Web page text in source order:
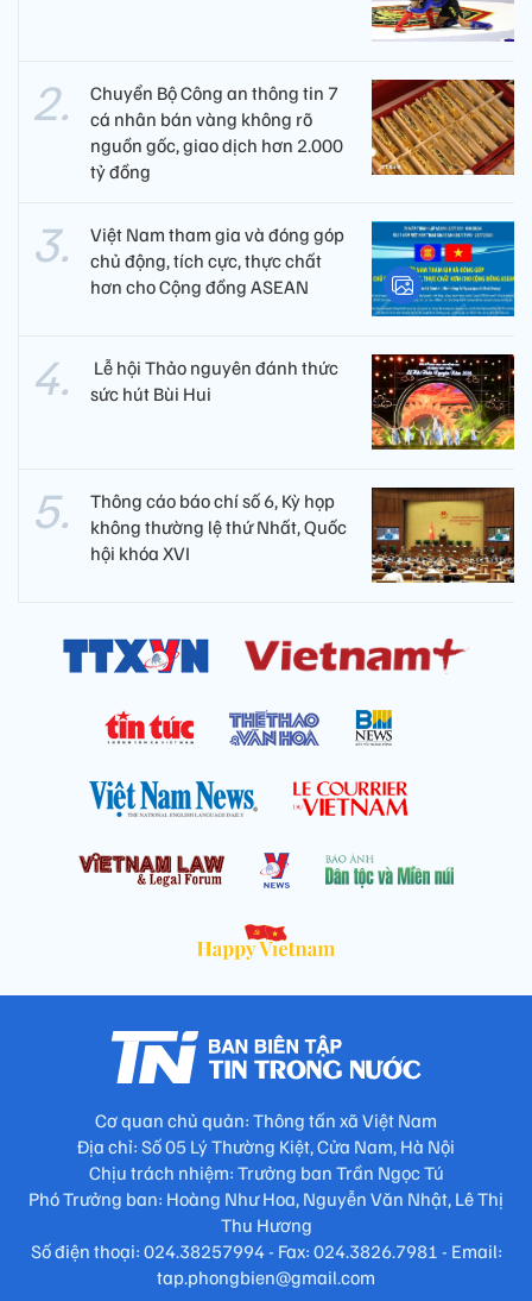
Chuyển Bộ Công an thông tin 7
cá nhân bán vàng không rõ
nguồn gốc, giao dịch hơn 2.000
tỷ đồng
Việt Nam tham gia và đóng góp
chủ động, tích cực, thực chất
hơn cho Cộng đồng ASEAN
​ Lễ hội Thảo nguyên đánh thức
sức hút Bùi Hui
Thông cáo báo chí số 6, Kỳ họp
không thường lệ thứ Nhất, Quốc
hội khóa XVI
Cơ quan chủ quản: Thông tấn xã Việt Nam
Địa chỉ: Số 05 Lý Thường Kiệt, Cửa Nam, Hà Nội
Chịu trách nhiệm: Trưởng ban Trần Ngọc Tú
Phó Trưởng ban: Hoàng Như Hoa, Nguyễn Văn Nhật, Lê Thị
Thu Hương
Số điện thoại: 024.38257994 - Fax: 024.3826.7981 - Email:
tap.phongbien@gmail.com